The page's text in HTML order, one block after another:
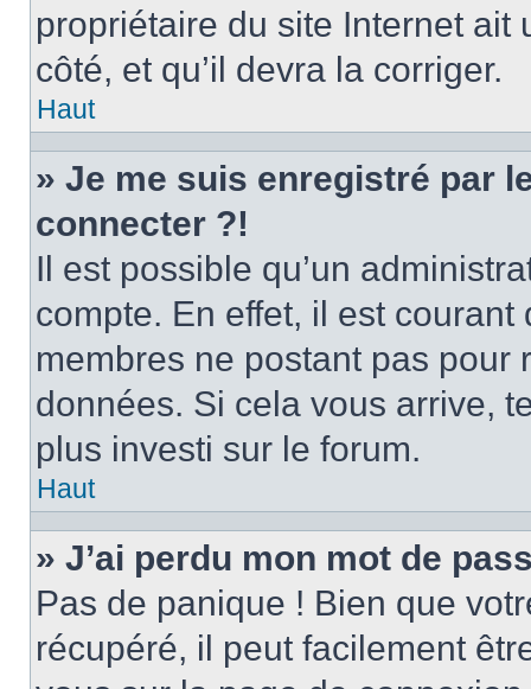
propriétaire du site Internet
côté, et qu’il devra la corriger.
Haut
» Je me suis enregistré par
connecter ?!
Il est possible qu’un
compte. En effet, il est
membres ne postant pas
données. Si cela vous arrive,
plus investi sur le forum.
Haut
» J’ai perdu mon mot de
Pas de panique ! Bien que
récupéré, il peut facilement